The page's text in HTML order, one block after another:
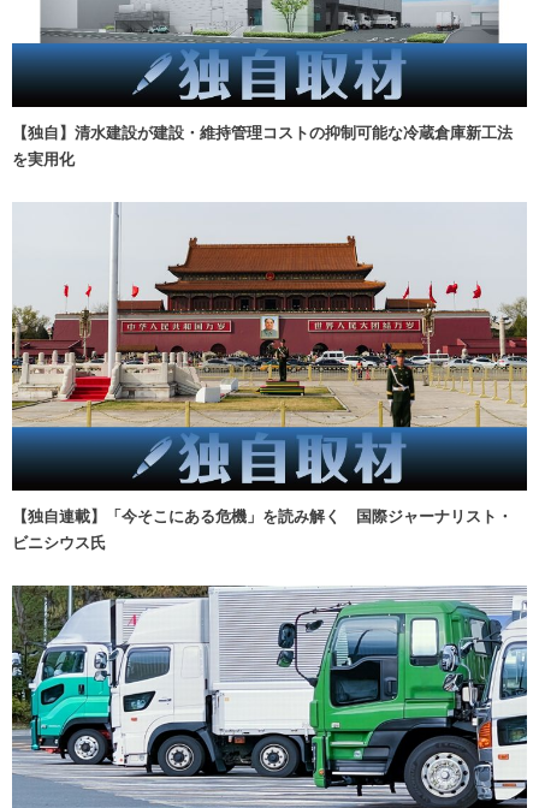
【独自】清水建設が建設・維持管理コストの抑制可能な冷蔵倉庫新工法
を実用化
【独自連載】「今そこにある危機」を読み解く 国際ジャーナリスト・
ビニシウス氏